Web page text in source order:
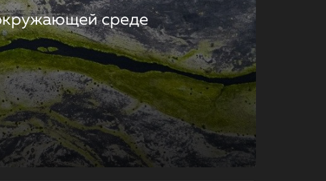
среде